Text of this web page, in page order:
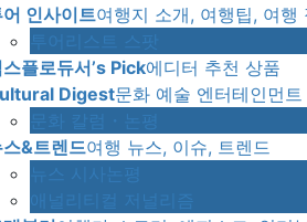
어 인사이트여행지 소개, 여행팁, 여행
투어리스트 스팟
스플로듀서’s Pick에디터 추천 상품
Digest문화 예술 엔터테인먼트
문화 칼럼・논평
스&트렌드여행 뉴스, 이슈, 트렌드
뉴스 시사논평
애널리티컬 저널리즘